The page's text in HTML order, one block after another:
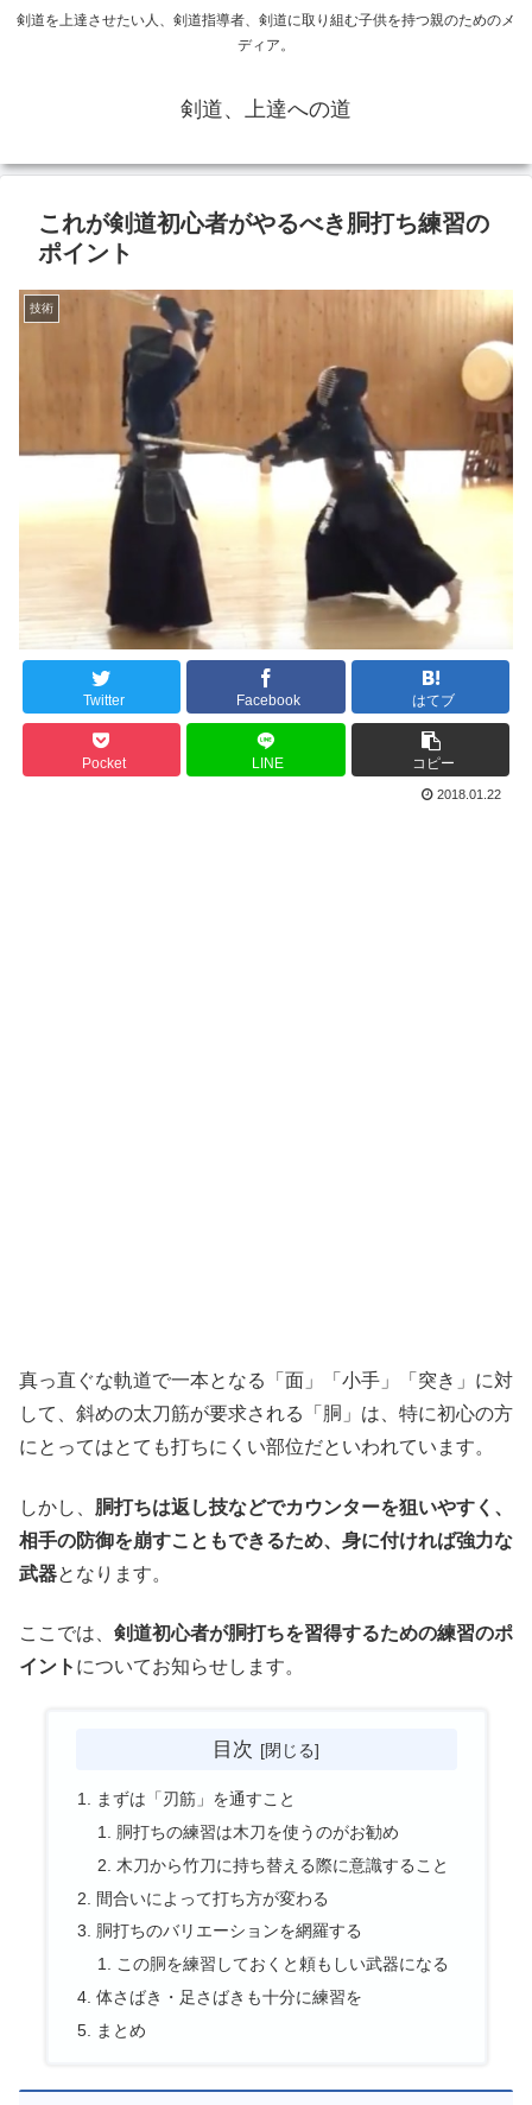
剣道を上達させたい人、剣道指導者、剣道に取り組む子供を持つ親のためのメ
ディア。
剣道、上達への道
これが剣道初心者がやるべき胴打ち練習の
ポイント
技術
Twitter Facebook はてブ
Pocket LINE コピー
2018.01.22
真っ直ぐな軌道で一本となる「面」「小手」「突き」に対
して、斜めの太刀筋が要求される「胴」は、特に初心の方
にとってはとても打ちにくい部位だといわれています。
しかし、 胴打ちは返し技などでカウンターを狙いやすく、
相手の防御を崩すこともできるため、身に付ければ強力な
武器となります。
ここでは、 剣道初心者が胴打ちを習得するための練習のポ
イント についてお知らせします。
目次
まずは「刃筋」を通すこと
胴打ちの練習は木刀を使うのがお勧め
木刀から竹刀に持ち替える際に意識すること
間合いによって打ち方が変わる
胴打ちのバリエーションを網羅する
この胴を練習しておくと頼もしい武器になる
体さばき・足さばきも十分に練習を
まとめ